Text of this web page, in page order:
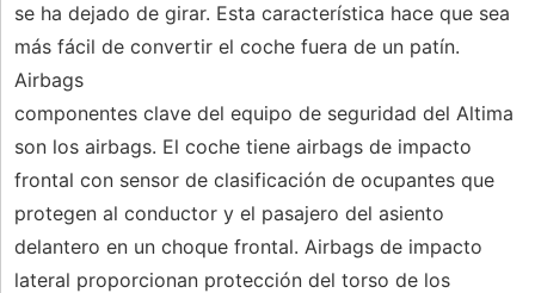
se ha dejado de girar. Esta característica hace que sea
más fácil de convertir el coche fuera de un patín.
Airbags
componentes clave del equipo de seguridad del Altima
son los airbags. El coche tiene airbags de impacto
frontal con sensor de clasificación de ocupantes que
protegen al conductor y el pasajero del asiento
delantero en un choque frontal. Airbags de impacto
lateral proporcionan protección del torso de los